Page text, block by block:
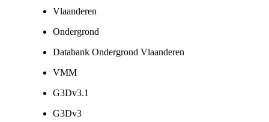
Vlaanderen
Ondergrond
Databank Ondergrond Vlaanderen
VMM
G3Dv3.1
G3Dv3